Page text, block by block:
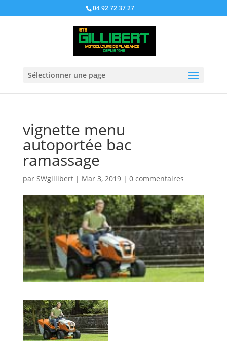
04 92 72 37 27
Sélectionner une page
vignette menu
autoportée bac
ramassage
par SWgillibert| Mar 3, 2019| 0 commentaires